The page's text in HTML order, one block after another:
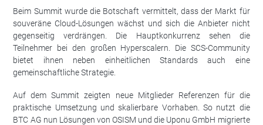
Beim Summit wurde die Botschaft vermittelt, dass der Markt für
souveräne Cloud-Lösungen wächst und sich die Anbieter nicht
gegenseitig verdrängen. Die Hauptkonkurrenz sehen die
Teilnehmer bei den großen Hyperscalern. Die SCS-Community
bietet ihnen neben einheitlichen Standards auch eine
gemeinschaftliche Strategie.
Auf dem Summit zeigten neue Mitglieder Referenzen für die
praktische Umsetzung und skalierbare Vorhaben. So nutzt die
BTC AG nun Lösungen von OSISM und die Uponu GmbH migrierte